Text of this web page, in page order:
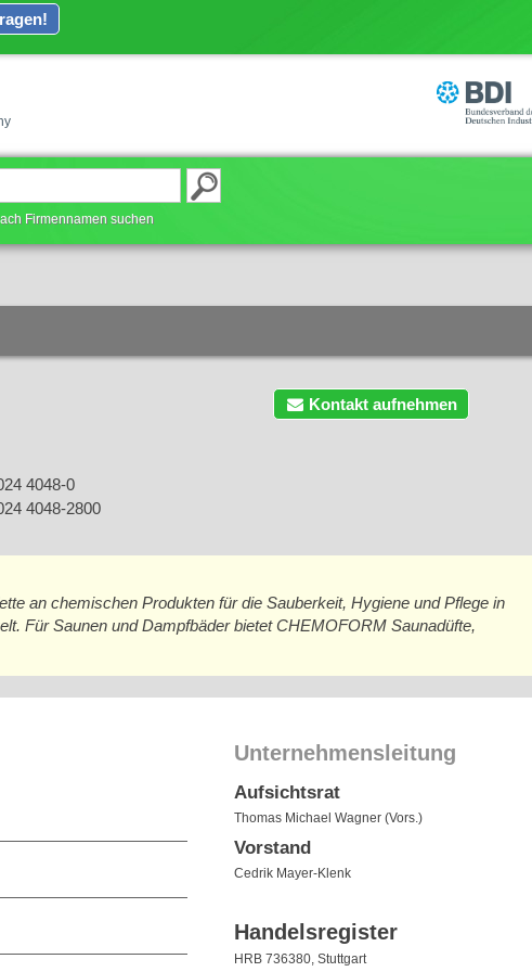
Firmennamen suchen
Kontakt aufnehmen
4048-0
4048-2800
an chemischen Produkten für die Sauberkeit, Hygiene und Pflege in
Für Saunen und Dampfbäder bietet CHEMOFORM Saunadüfte,
Unternehmensleitung
Aufsichtsrat
Thomas Michael Wagner (Vors.)
Vorstand
Cedrik Mayer-Klenk
Handelsregister
HRB 736380, Stuttgart